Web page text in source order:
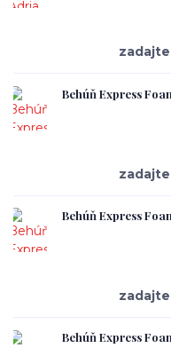
Behúň Express
Behúň Express
Behúň Express